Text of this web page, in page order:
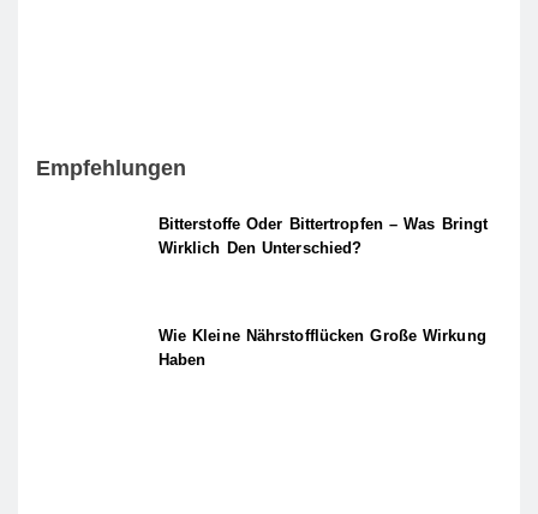
Empfehlungen
Bitterstoffe Oder Bittertropfen – Was Bringt
Wirklich Den Unterschied?
Wie Kleine Nährstofflücken Große Wirkung
Haben